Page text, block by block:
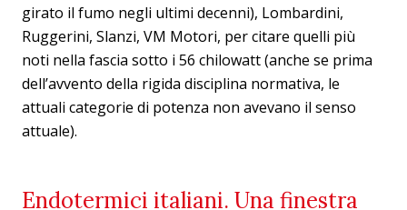
girato il fumo negli ultimi decenni), Lombardini,
Ruggerini, Slanzi, VM Motori, per citare quelli più
noti nella fascia sotto i 56 chilowatt (anche se prima
dell’avvento della rigida disciplina normativa, le
attuali categorie di potenza non avevano il senso
attuale).
Endotermici italiani. Una finestra